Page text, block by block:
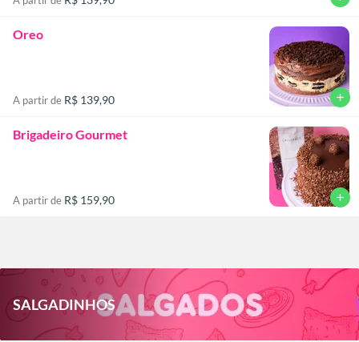
É o tipo de bolo que conquista no primeiro
pedaço — doce na medida, irresistível na
Oreo
A partir de R$ 139,90 add
Brigadeiro Gourmet
A partir de R$ 159,90 add
SALGADINHOSㅤ